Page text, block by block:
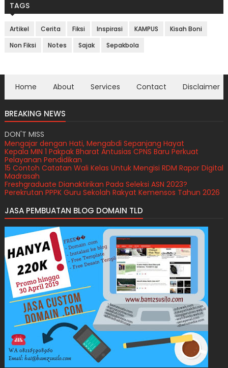
TAGS
Artikel Cerita Fiksi Inspirasi KAMPUS
Kisah Boni
Non Fiksi
Notes Sajak Sepakbola
Home About Services Contact Disclaimer
BREAKING NEWS
DON'T MISS
Mengajar dengan Hati, Mengabdi Sepanjang Hayat
Kepala MIN 1 Pakpak Bharat Antusias CPNS Baru Perkuat
Pelayanan Pendidikan
15 Contoh Catatan Wali Kelas Untuk Mengisi RDM Rapor Digital
Madrasah
Freshgraduate Dianaktirikan Pada Seleksi ASN 2023?
Perekrutan PPPK Guru Sekolah Rakyat Kemensos Tahun 2026
JASA PEMBUATAN BLOG DOMAIN TLD